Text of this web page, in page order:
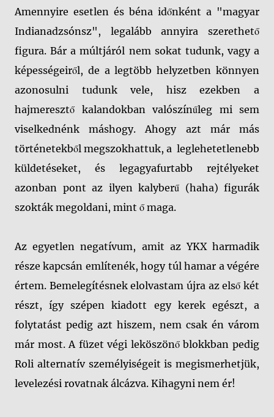
Amennyire esetlen és béna időnként a "magyar
Indianadzsónsz", legalább annyira szerethető
figura. Bár a múltjáról nem sokat tudunk, vagy a
képességeiről, de a legtöbb helyzetben könnyen
azonosulni tudunk vele, hisz ezekben a
hajmeresztő kalandokban valószínűleg mi sem
viselkednénk máshogy. Ahogy azt már más
történetekből megszokhattuk, a leglehetetlenebb
küldetéseket, és legagyafurtabb rejtélyeket
azonban pont az ilyen kalyberű (haha) figurák
szokták megoldani, mint ő maga.
Az egyetlen negatívum, amit az YKX harmadik
része kapcsán említenék, hogy túl hamar a végére
értem. Bemelegítésnek elolvastam újra az első két
részt, így szépen kiadott egy kerek egészt, a
folytatást pedig azt hiszem, nem csak én várom
már most. A füzet végi leköszönő blokkban pedig
Roli alternatív személyiségeit is megismerhetjük,
levelezési rovatnak álcázva. Kihagyni nem ér!